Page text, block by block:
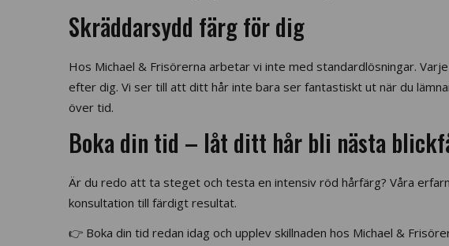
Skräddarsydd färg för dig
Hos Michael & Frisörerna arbetar vi inte med standardlösningar.
efter dig. Vi ser till att ditt hår inte bara ser fantastiskt ut när du
över tid.
Boka din tid – låt ditt hår bli nästa
Är du redo att ta steget och testa en intensiv röd hårfärg? Våra
konsultation till färdigt resultat.
👉 Boka din tid redan idag och upplev skillnaden hos Michael &